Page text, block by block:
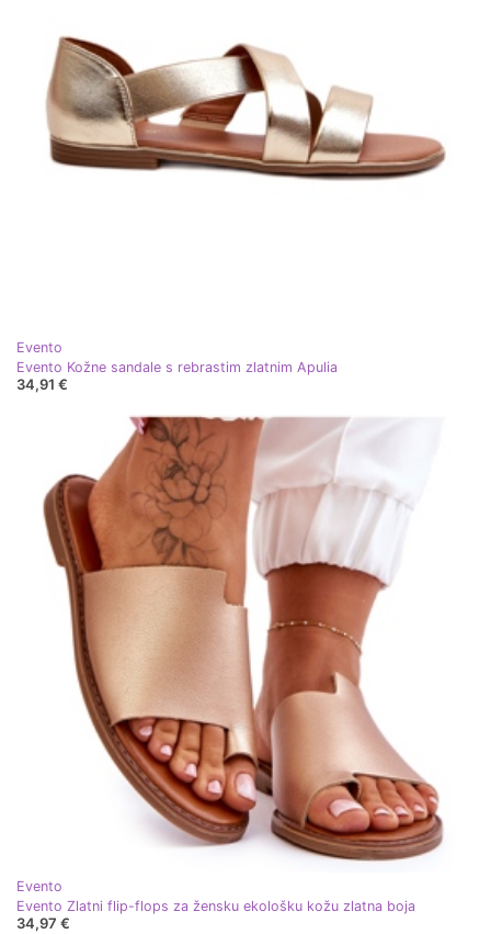
Evento
Evento Kožne sandale s rebrastim zlatnim Apulia
34,91 €
Evento
Evento Zlatni flip-flops za žensku ekološku kožu zlatna boja
34,97 €